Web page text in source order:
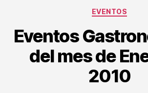
Categorías
EVENTOS
Eventos
del mes de
2010